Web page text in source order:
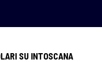
SU INTOSCANA